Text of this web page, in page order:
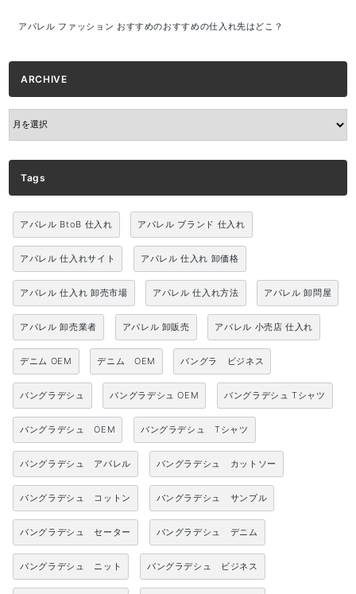
アパレル ファッション おすすめのおすすめの仕入れ先はどこ？
ARCHIVE
ARCHIVE
Tags
アパレル BtoB 仕入れ アパレル ブランド 仕入れ
アパレル 仕入れサイト アパレル 仕入れ 卸価格
アパレル 仕入れ 卸売市場 アパレル 仕入れ方法 アパレル 卸問屋
アパレル 卸売業者 アパレル 卸販売 アパレル 小売店 仕入れ
デニム OEM デニム OEM バングラ ビジネス
バングラデシュ バングラデシュ OEM バングラデシュ Tシャツ
バングラデシュ OEM バングラデシュ Tシャツ
バングラデシュ アパレル バングラデシュ カットソー
バングラデシュ コットン バングラデシュ サンプル
バングラデシュ セーター バングラデシュ デニム
バングラデシュ ニット バングラデシュ ビジネス